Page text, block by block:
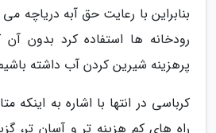
بنابراین با رعایت حق آبه دریاچه
رودخانه ها استفاده کرد بدون آن
پرهزینه شیرین کردن آب داشته
کرباسی در انتها با اشاره به اینکه
راه های کم هزینه تر و آسان تر،